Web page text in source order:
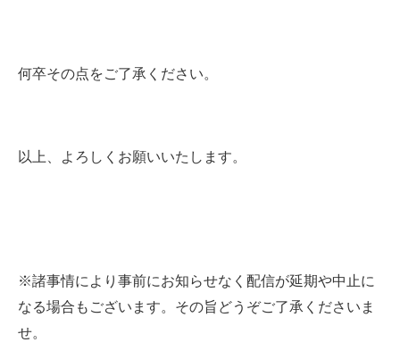
何卒その点をご了承ください。
以上、よろしくお願いいたします。
※諸事情により事前にお知らせなく配信が延期や中止に
なる場合もございます。その旨どうぞご了承くださいま
せ。